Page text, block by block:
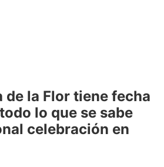
de la Flor tiene fecha
lo que se sabe
celebración en